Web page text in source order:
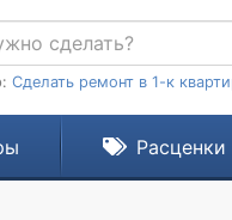
Сделать ремонт в 1-к
Расценки